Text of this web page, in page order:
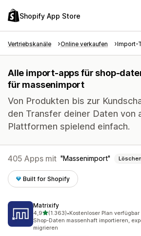
Shopify App Store
Vertriebskanäle Online verkaufen Import-
Alle import-apps für shop-
für massenimport
Von Produkten bis zur
den Transfer deiner Daten von
Plattformen spielend einfach.
405 Apps mit Massenimport Löschen
Built for Shopify
Matrixify
4,9von 5 Sternen
(1.363)
1363 Rezensionen insgesamt
•Kostenloser Plan verfügbar
Shop-Daten massenhaft importieren,
migrieren